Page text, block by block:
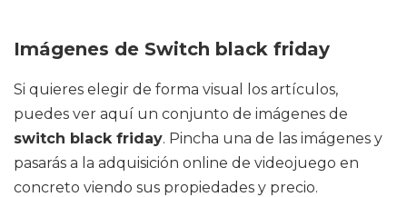
Imágenes de Switch black friday
Si quieres elegir de forma visual los artículos,
puedes ver aquí un conjunto de imágenes de
switch black friday. Pincha una de las imágenes y
pasarás a la adquisición online de videojuego en
concreto viendo sus propiedades y precio.